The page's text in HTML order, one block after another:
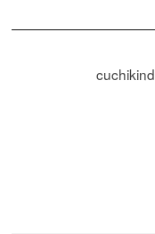
cuchikind